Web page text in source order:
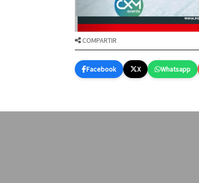
COMPARTIR
Facebook X Whatsapp